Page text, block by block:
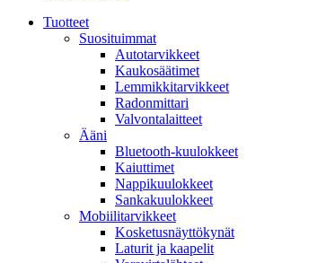
Tuotteet
Suosituimmat
Autotarvikkeet
Kaukosäätimet
Lemmikkitarvikkeet
Radonmittari
Valvontalaitteet
Ääni
Bluetooth-kuulokkeet
Kaiuttimet
Nappikuulokkeet
Sankakuulokkeet
Mobiilitarvikkeet
Kosketusnäyttökynät
Laturit ja kaapelit